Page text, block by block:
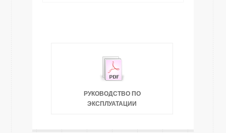
РУКОВОДСТВО ПО
ЭКСПЛУАТАЦИИ